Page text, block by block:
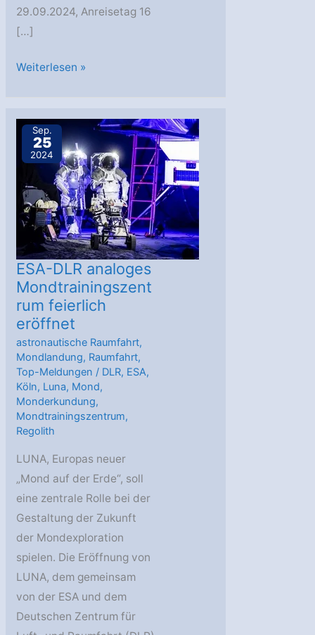
29.09.2024, Anreisetag 16
[…]
RaumCon-
in
Bremen
Weiterlesen »
Sep.
25
2024
ESA-DLR analoges
Mondtrainingszent
rum feierlich
eröffnet
astronautische Raumfahrt,
Mondlandung, Raumfahrt,
Top-Meldungen / DLR, ESA,
Köln, Luna, Mond,
Monderkundung,
Mondtrainingszentrum,
Regolith
LUNA, Europas neuer
„Mond auf der Erde“, soll
eine zentrale Rolle bei der
Gestaltung der Zukunft
der Mondexploration
spielen. Die Eröffnung von
LUNA, dem gemeinsam
von der ESA und dem
Deutschen Zentrum für